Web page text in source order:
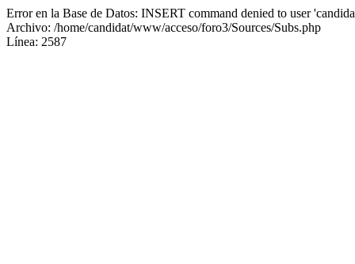
Error en la Base de Datos: INSERT command denied to user
Archivo: /home/candidat/www/acceso/foro3/Sources/Subs.php
Línea: 2587